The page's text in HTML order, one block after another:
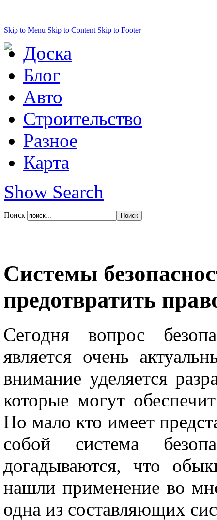
Skip to Menu Skip to Content Skip to Footer
Доска
Блог
Авто
Строительство
Разное
Карта
Show Search
Поиск
Системы
предотвратить
Сегодня вопрос
является очень
внимание уделяется
которые могут
Но мало кто имеет
собой система
догадываются, что
нашли применение во
одна из составляющих